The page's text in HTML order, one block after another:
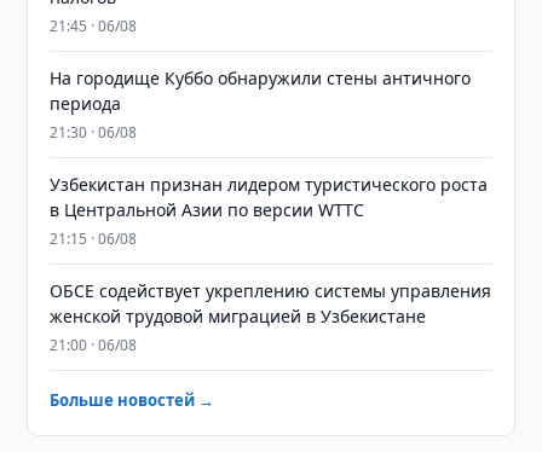
21:45 · 06/08
На городище Куббо обнаружили стены античного
периода
21:30 · 06/08
Узбекистан признан лидером туристического роста
в Центральной Азии по версии WTTC
21:15 · 06/08
ОБСЕ содействует укреплению системы управления
женской трудовой миграцией в Узбекистане
21:00 · 06/08
Больше новостей →